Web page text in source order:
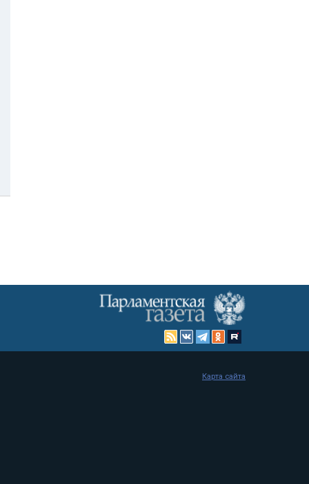
Карта сайта